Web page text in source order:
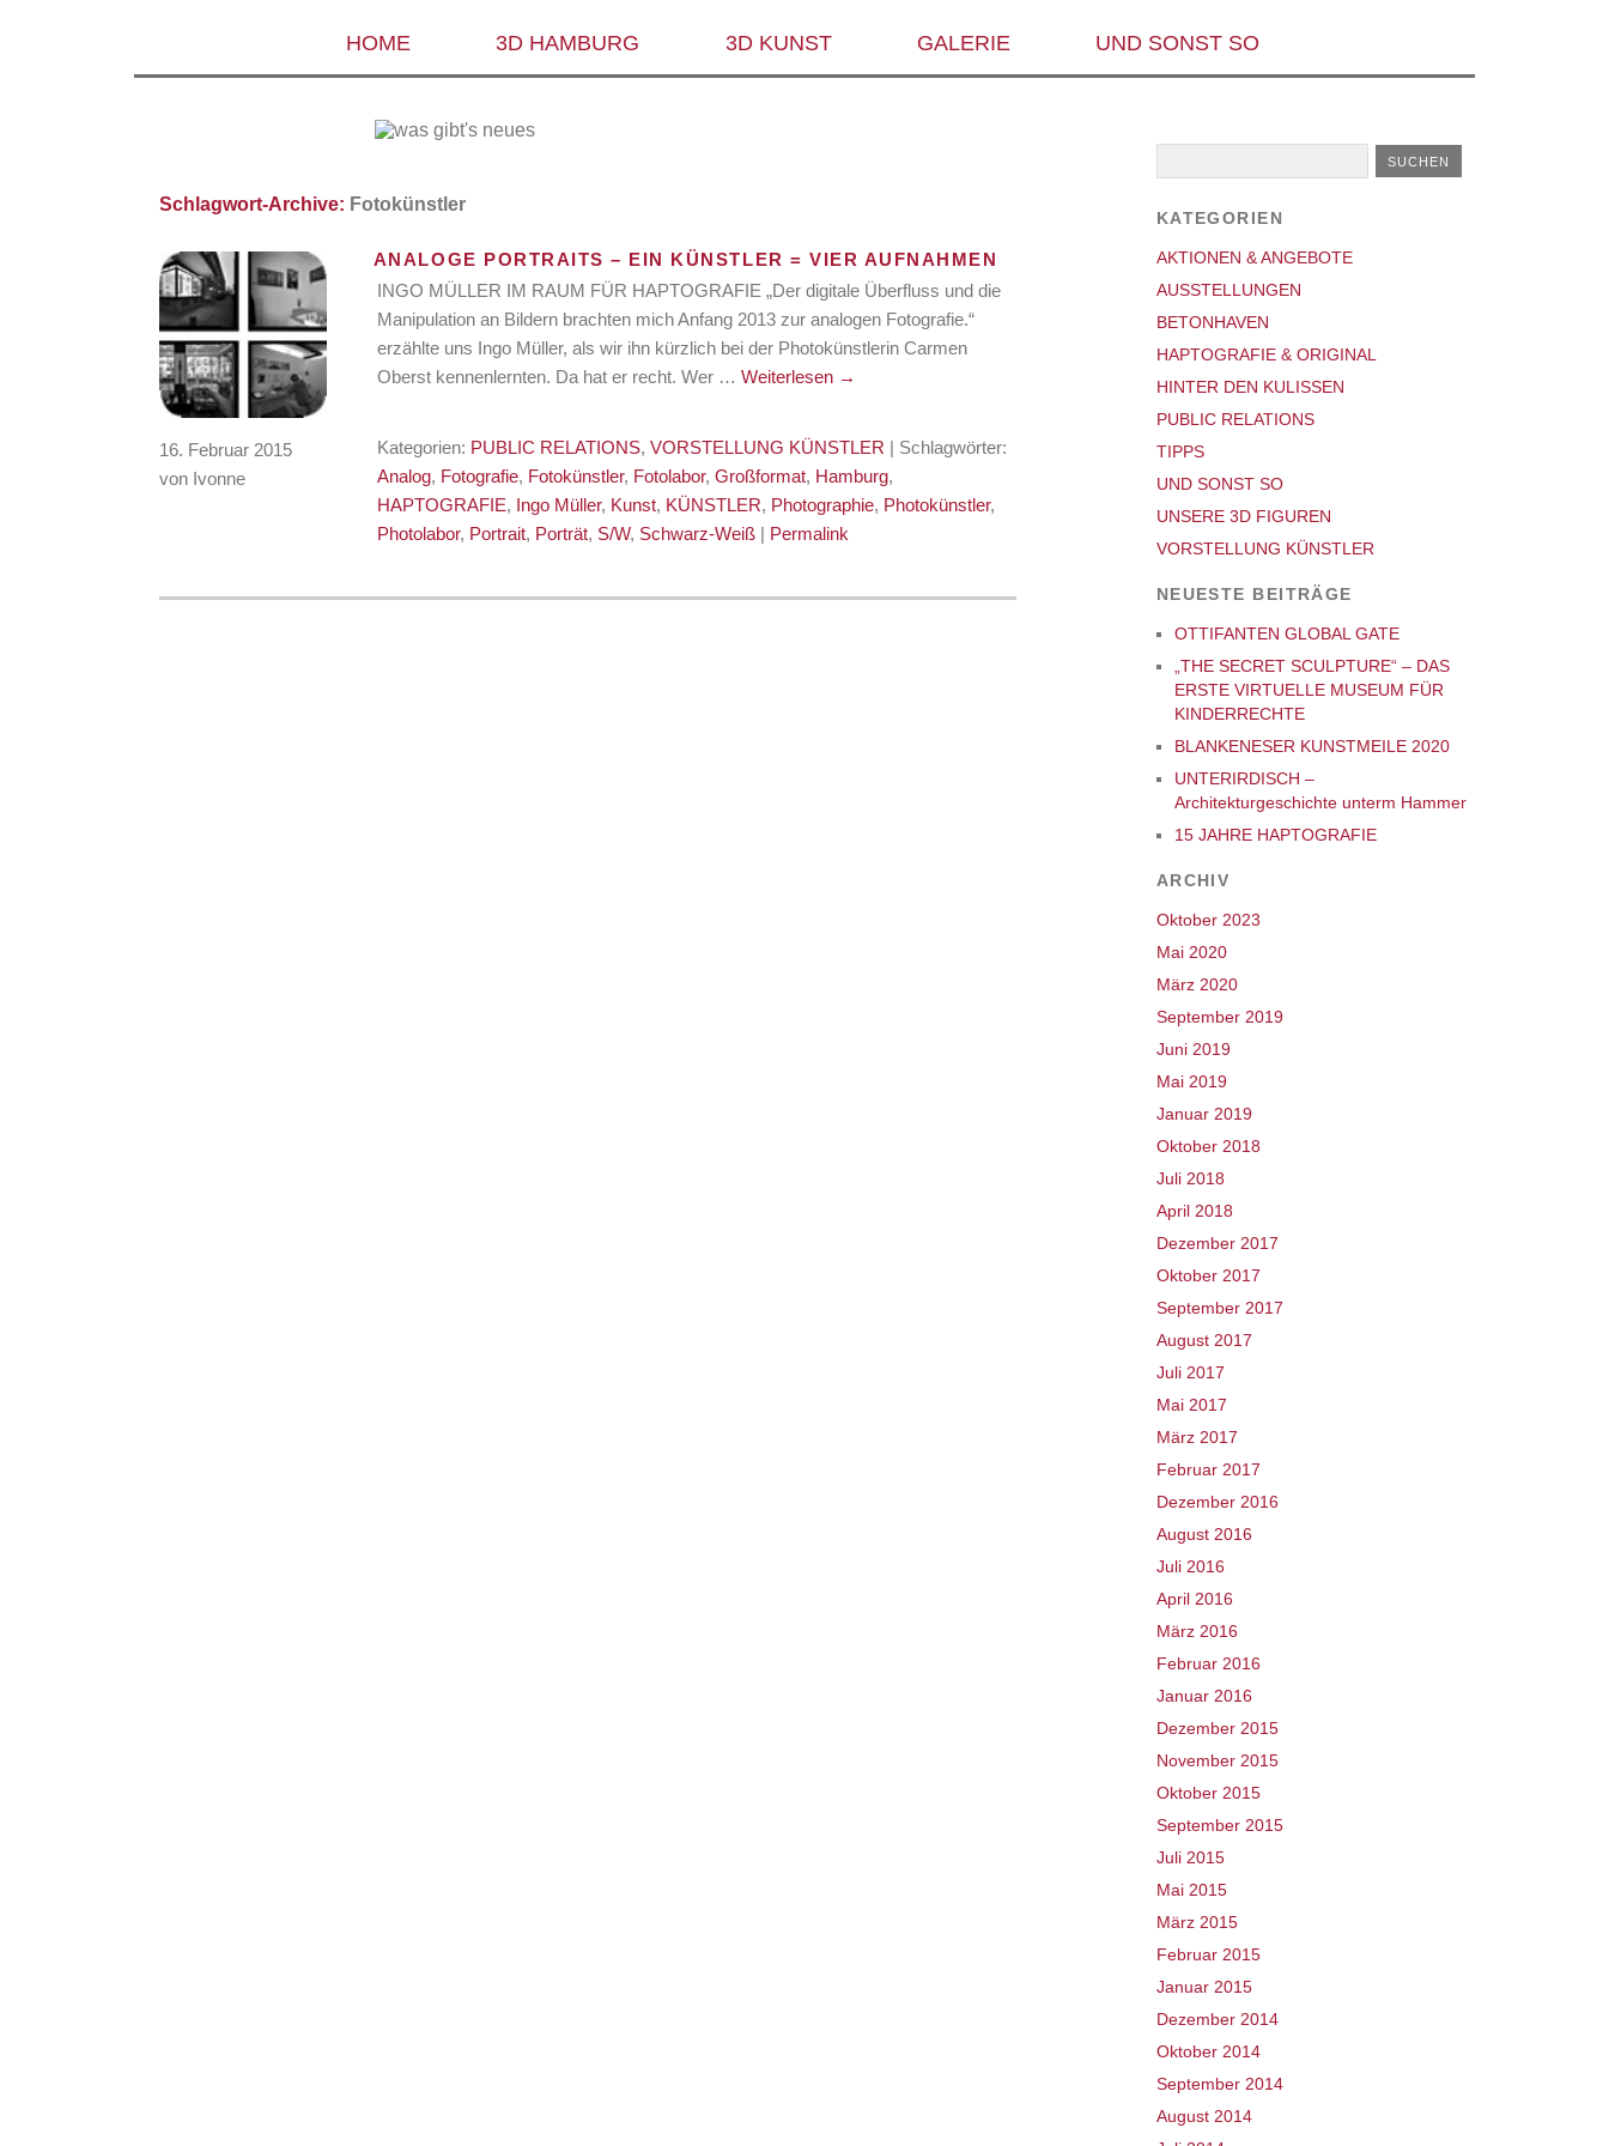
HOME 3D HAMBURG 3D KUNST GALERIE UND SONST SO
Schlagwort-Archive: Fotokünstler
16. Februar 2015
von Ivonne
ANALOGE PORTRAITS – EIN KÜNSTLER = VIER AUFNAHMEN
INGO MÜLLER IM RAUM FÜR HAPTOGRAFIE „Der digitale Überfluss und die
Manipulation an Bildern brachten mich Anfang 2013 zur analogen Fotografie.“
erzählte uns Ingo Müller, als wir ihn kürzlich bei der Photokünstlerin Carmen
Oberst kennenlernten. Da hat er recht. Wer …Weiterlesen →
Kategorien: PUBLIC RELATIONS,VORSTELLUNG KÜNSTLER | Schlagwörter:
Analog, Fotografie, Fotokünstler, Fotolabor,Großformat, Hamburg,
HAPTOGRAFIE, Ingo Müller, Kunst, KÜNSTLER, Photographie, Photokünstler,
Photolabor, Portrait, Porträt, S/W, Schwarz-Weiß | Permalink
KATEGORIEN
AKTIONEN & ANGEBOTE
AUSSTELLUNGEN
BETONHAVEN
HAPTOGRAFIE & ORIGINAL
HINTER DEN KULISSEN
PUBLIC RELATIONS
TIPPS
UND SONST SO
UNSERE 3D FIGUREN
VORSTELLUNG KÜNSTLER
NEUESTE BEITRÄGE
OTTIFANTEN GLOBAL GATE
„THE SECRET SCULPTURE“ – DAS
ERSTE VIRTUELLE MUSEUM FÜR
KINDERRECHTE
BLANKENESER KUNSTMEILE 2020
UNTERIRDISCH –
Architekturgeschichte unterm Hammer
15 JAHRE HAPTOGRAFIE
ARCHIV
Oktober 2023
Mai 2020
März 2020
September 2019
Juni 2019
Mai 2019
Januar 2019
Oktober 2018
Juli 2018
April 2018
Dezember 2017
Oktober 2017
September 2017
August 2017
Juli 2017
Mai 2017
März 2017
Februar 2017
Dezember 2016
August 2016
Juli 2016
April 2016
März 2016
Februar 2016
Januar 2016
Dezember 2015
November 2015
Oktober 2015
September 2015
Juli 2015
Mai 2015
März 2015
Februar 2015
Januar 2015
Dezember 2014
Oktober 2014
September 2014
August 2014